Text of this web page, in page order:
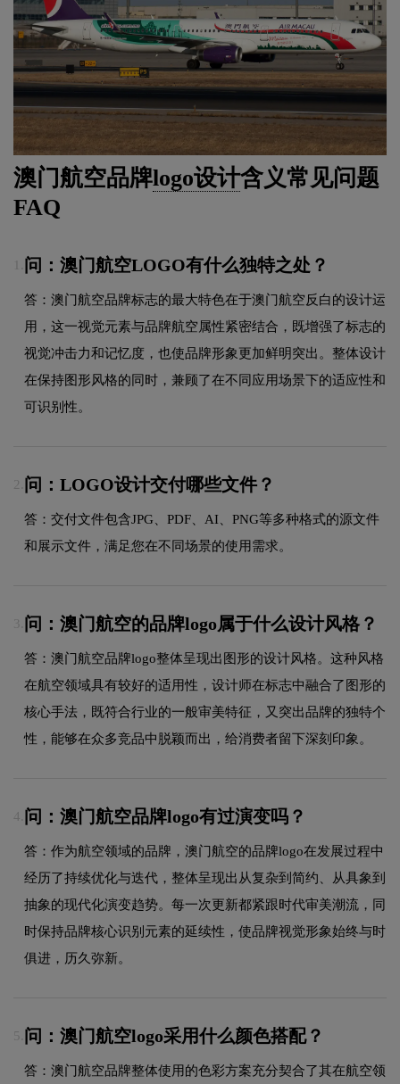
澳门航空品牌logo设计含义常见问题
FAQ
问：澳门航空LOGO有什么独特之处？
答：澳门航空品牌标志的最大特色在于澳门航空反白的设计运
用，这一视觉元素与品牌航空属性紧密结合，既增强了标志的
视觉冲击力和记忆度，也使品牌形象更加鲜明突出。整体设计
在保持图形风格的同时，兼顾了在不同应用场景下的适应性和
可识别性。
2. 问：LOGO设计交付哪些文件？
答：交付文件包含JPG、PDF、AI、PNG等多种格式的源文件
和展示文件，满足您在不同场景的使用需求。
3. 问：澳门航空的品牌logo属于什么设计风格？
答：澳门航空品牌logo整体呈现出图形的设计风格。这种风格
在航空领域具有较好的适用性，设计师在标志中融合了图形的
核心手法，既符合行业的一般审美特征，又突出品牌的独特个
性，能够在众多竞品中脱颖而出，给消费者留下深刻印象。
4. 问：澳门航空品牌logo有过演变吗？
答：作为航空领域的品牌，澳门航空的品牌logo在发展过程中
经历了持续优化与迭代，整体呈现出从复杂到简约、从具象到
抽象的现代化演变趋势。每一次更新都紧跟时代审美潮流，同
时保持品牌核心识别元素的延续性，使品牌视觉形象始终与时
俱进，历久弥新。
5. 问：澳门航空logo采用什么颜色搭配？
答：澳门航空品牌整体使用的色彩方案充分契合了其在航空领